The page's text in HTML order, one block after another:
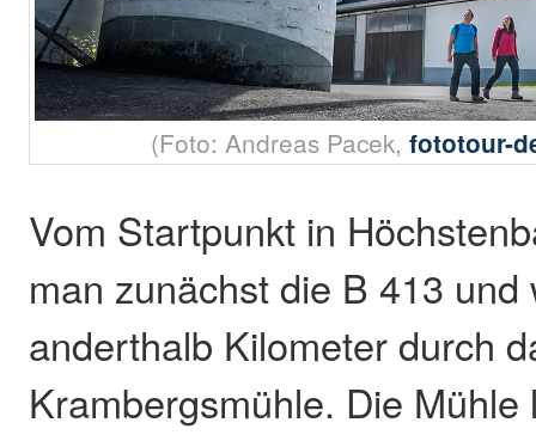
(Foto: Andreas Pacek,fototour-
Vom Startpunkt in
man zunächst die B 413 und
anderthalb Kilometer durch
Krambergsmühle. Die Mühle